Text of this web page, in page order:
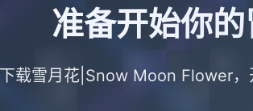
准备开始你
载雪月花|Snow Moon Flower，